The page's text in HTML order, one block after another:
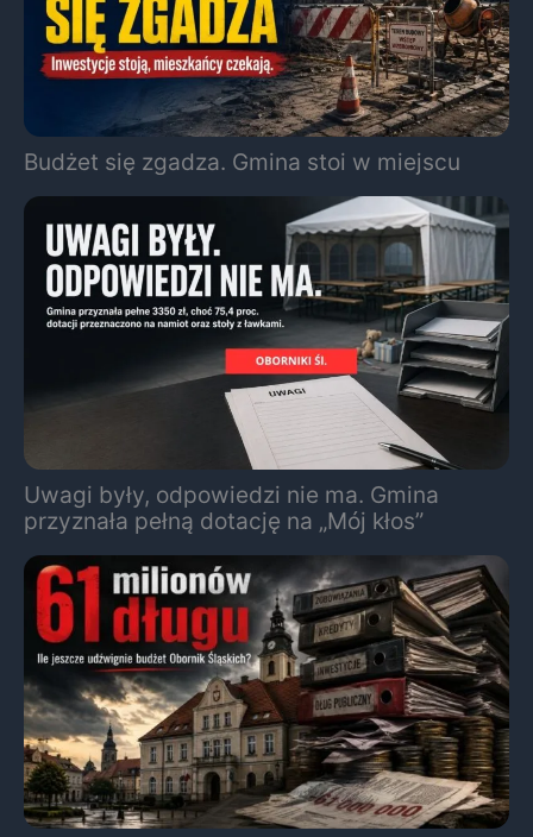
Budżet się zgadza. Gmina stoi w miejscu
Uwagi były, odpowiedzi nie ma. Gmina
przyznała pełną dotację na „Mój kłos”